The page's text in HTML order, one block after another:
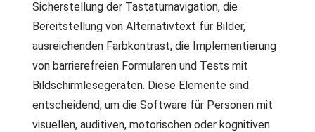
Sicherstellung der Tastaturnavigation, die
Bereitstellung von Alternativtext für Bilder,
ausreichenden Farbkontrast, die Implementierung
von barrierefreien Formularen und Tests mit
Bildschirmlesegeräten. Diese Elemente sind
entscheidend, um die Software für Personen mit
visuellen, auditiven, motorischen oder kognitiven